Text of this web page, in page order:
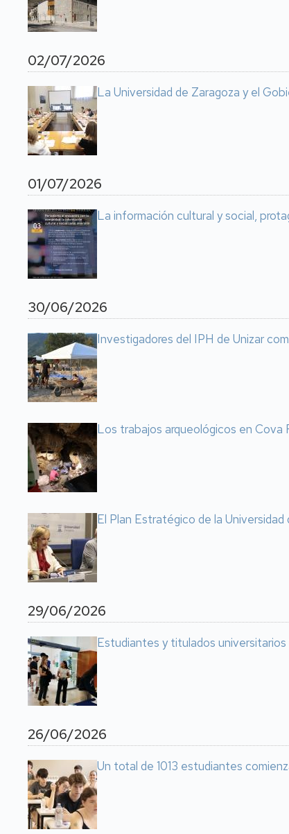
02/07/2026
La Universidad de Zaragoza y el
01/07/2026
La información cultural y social,
30/06/2026
Investigadores del IPH de Unizar
Los trabajos arqueológicos en Cova
El Plan Estratégico de la
29/06/2026
Estudiantes y titulados
26/06/2026
Un total de 1013 estudiantes